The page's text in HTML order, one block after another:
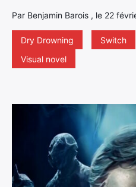
Par Benjamin Barois , le 22
Dry Drowning Switch
Visual novel